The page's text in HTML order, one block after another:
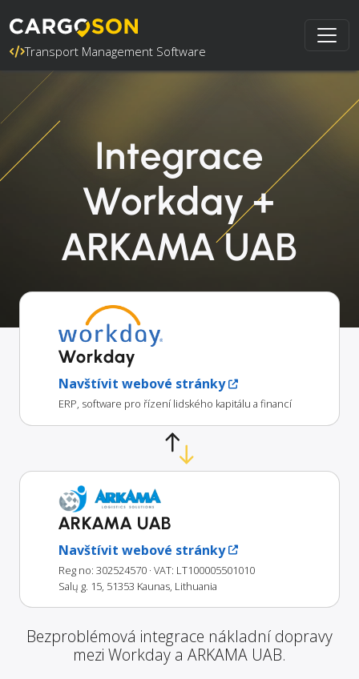
Transport Management Software
Integrace
Workday +
ARKAMA UAB
Workday
Navštívit webové stránky
ERP, software pro řízení lidského kapitálu a financí
ARKAMA UAB
Navštívit webové stránky
Reg no: 302524570 · VAT: LT100005501010
Salų g. 15, 51353 Kaunas, Lithuania
Bezproblémová integrace nákladní dopravy
mezi Workday a ARKAMA UAB.